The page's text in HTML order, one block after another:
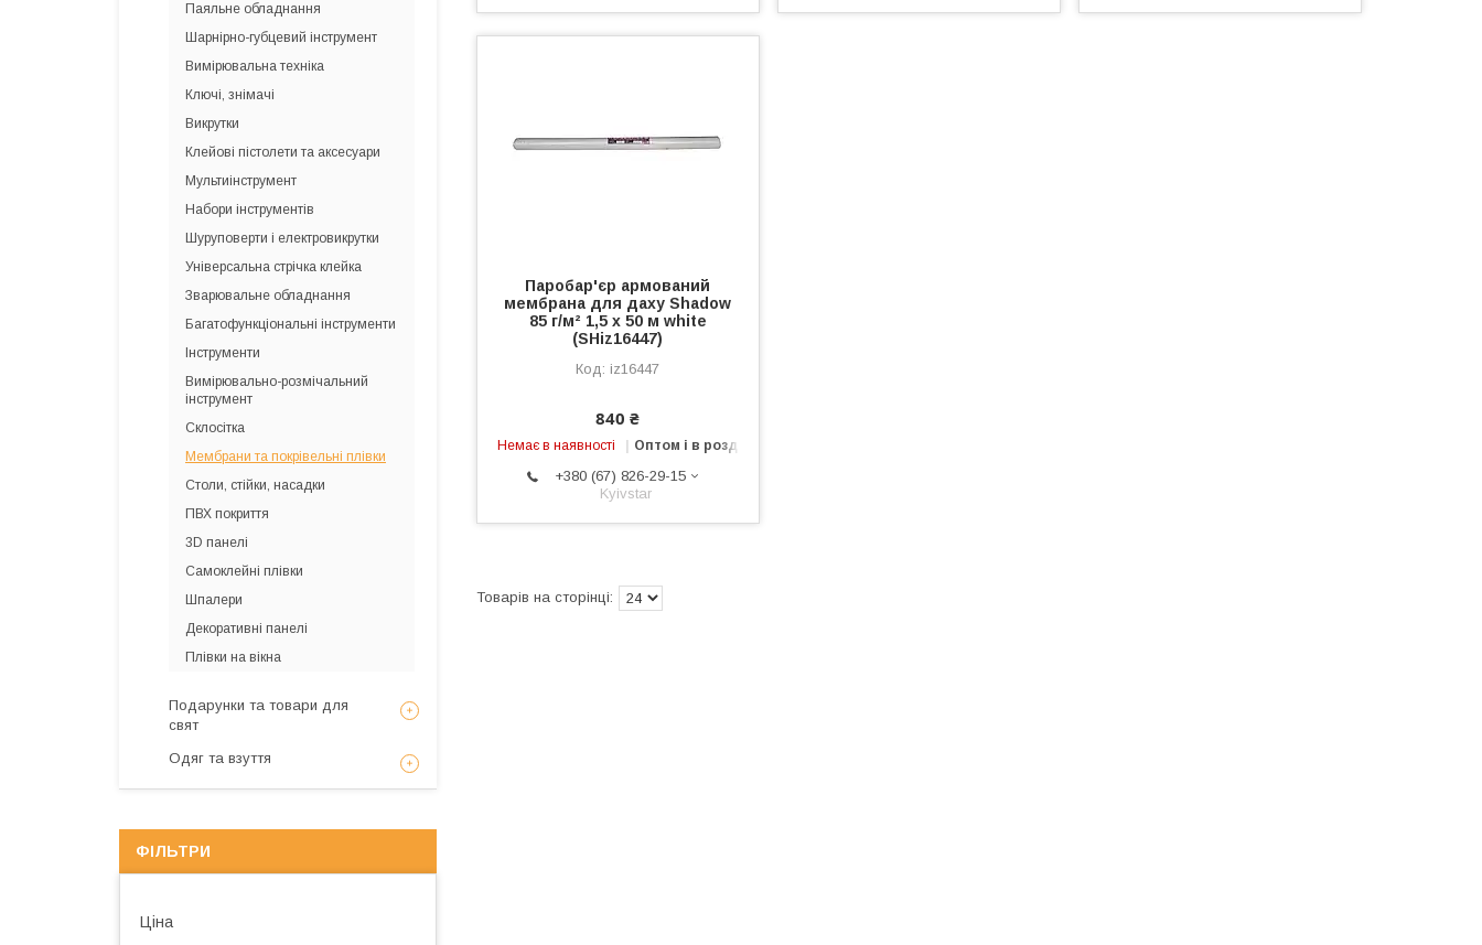
Паробар'єр армований
мембрана для даху Shadow
85 г/м² 1,5 х 50 м white
(SHiz16447)
iz16447
840 ₴
Немає в наявності Оптом і в роздріб
+380 (67) 826-29-15
Kyivstar
Паяльне обладнання
Шарнірно-губцевий інструмент
Вимірювальна техніка
Ключі, знімачі
Викрутки
Клейові пістолети та аксесуари
Мультиінструмент
Набори інструментів
Шуруповерти і електровикрутки
Універсальна стрічка клейка
Зварювальне обладнання
Багатофункціональні інструменти
Інструменти
Вимірювально-розмічальний
інструмент
Склосітка
Мембрани та покрівельні плівки
Столи, стійки, насадки
ПВХ покриття
3D панелі
Самоклейні плівки
Шпалери
Декоративні панелі
Плівки на вікна
Подарунки та товари для
свят
Одяг та взуття
ФІЛЬТРИ
Ціна